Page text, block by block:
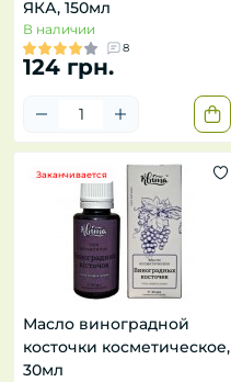
ЯКА, 150мл
В наличии
8
124 грн.
Заканчивается
Масло виноградной
косточки косметическое,
30мл